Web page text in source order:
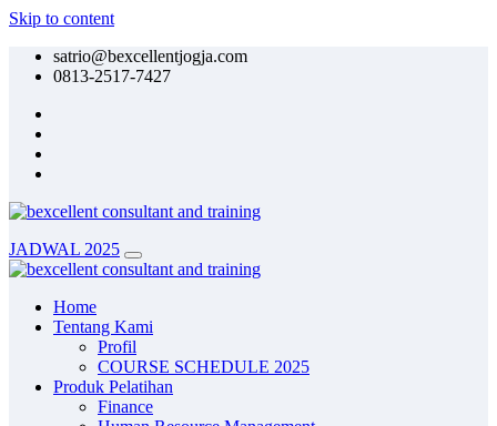
Skip to content
satrio@bexcellentjogja.com
0813-2517-7427
JADWAL 2025
Home
Tentang Kami
Profil
COURSE SCHEDULE 2025
Produk Pelatihan
Finance